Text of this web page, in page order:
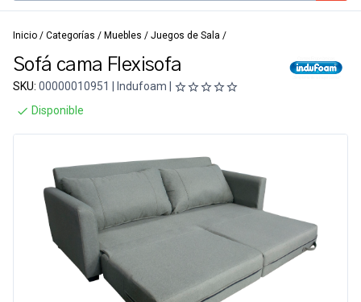
Inicio / Categorías / Muebles / Juegos de Sala /
Sofá cama Flexisofa
SKU: 00000010951 | Indufoam |
Disponible